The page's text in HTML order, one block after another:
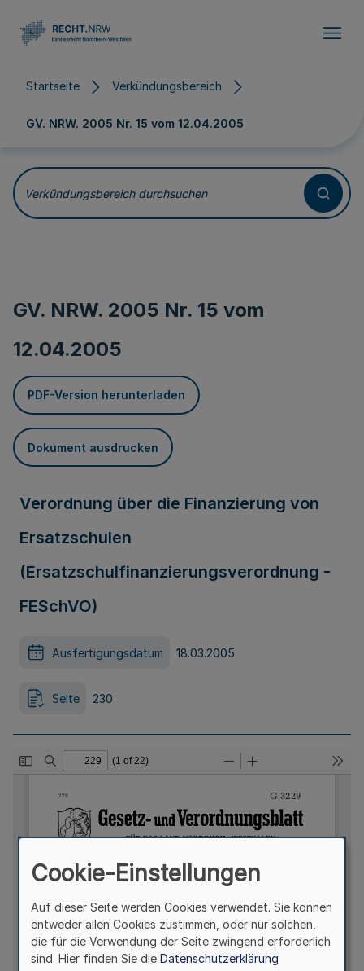
Startseite Verkündungsbereich
GV. NRW. 2005 Nr. 15 vom 12.04.2005
Verkündungsbereich durchsuchen
GV. NRW. 2005 Nr. 15 vom
12.04.2005
PDF-Version herunterladen
Dokument ausdrucken
Verordnung über die Finanzierung von
Ersatzschulen
(Ersatzschulfinanzierungsverordnung -
FESchVO)
Ausfertigungsdatum 18.03.2005
Seite 230
Cookie-Einstellungen
Auf dieser Seite werden Cookies verwendet. Sie können
entweder allen Cookies zustimmen, oder nur solchen,
die für die Verwendung der Seite zwingend erforderlich
sind. Hier finden Sie die Datenschutzerklärung